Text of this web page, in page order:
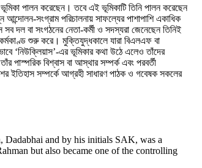
পালন করেছেন। তবে এই ভূমিকাটি তিনি পালন করেছেন
সংগ্রাম পরিচালনায় সাফল্যের পাশাপাশি একাধিক
দল বা সংগঠনের নেতা-কর্মী ও সদস্যরা জেনেছেন তিনিই
শুরু করে। মুক্তিযুদ্ধকালে যারা বিএলএফ বা
‘নিউক্লিয়াস’-এর ভূমিকার কথা উঠে এলেও তাঁদের
পাস্পরিক বিশ্বাস বা আস্থার সম্পর্ক এবং পরবর্তী
ইতিহাস সম্পর্কে আগ্রহী সাধারণ পাঠক ও গবেষক সকলের
Dadabhai and by his initials SAK, was a
but also became one of the controlling